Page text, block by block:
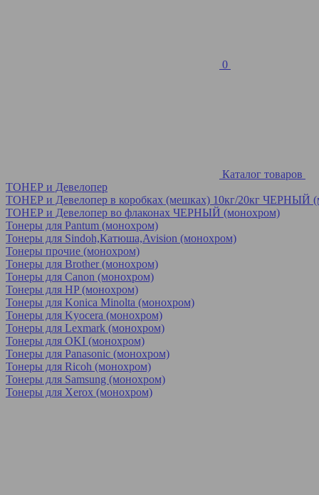
0
Каталог товаров
ТОНЕР и Девелопер
ТОНЕР и Девелопер в коробках (мешках) 10кг/20кг ЧЕРНЫЙ
ТОНЕР и Девелопер во флаконах ЧЕРНЫЙ (монохром)
Тонеры для Pantum (монохром)
Тонеры для Sindoh,Катюша,Avision (монохром)
Тонеры прочие (монохром)
Тонеры для Brother (монохром)
Тонеры для Canon (монохром)
Тонеры для HP (монохром)
Тонеры для Konica Minolta (монохром)
Тонеры для Kyocera (монохром)
Тонеры для Lexmark (монохром)
Тонеры для OKI (монохром)
Тонеры для Panasonic (монохром)
Тонеры для Ricoh (монохром)
Тонеры для Samsung (монохром)
Тонеры для Xerox (монохром)